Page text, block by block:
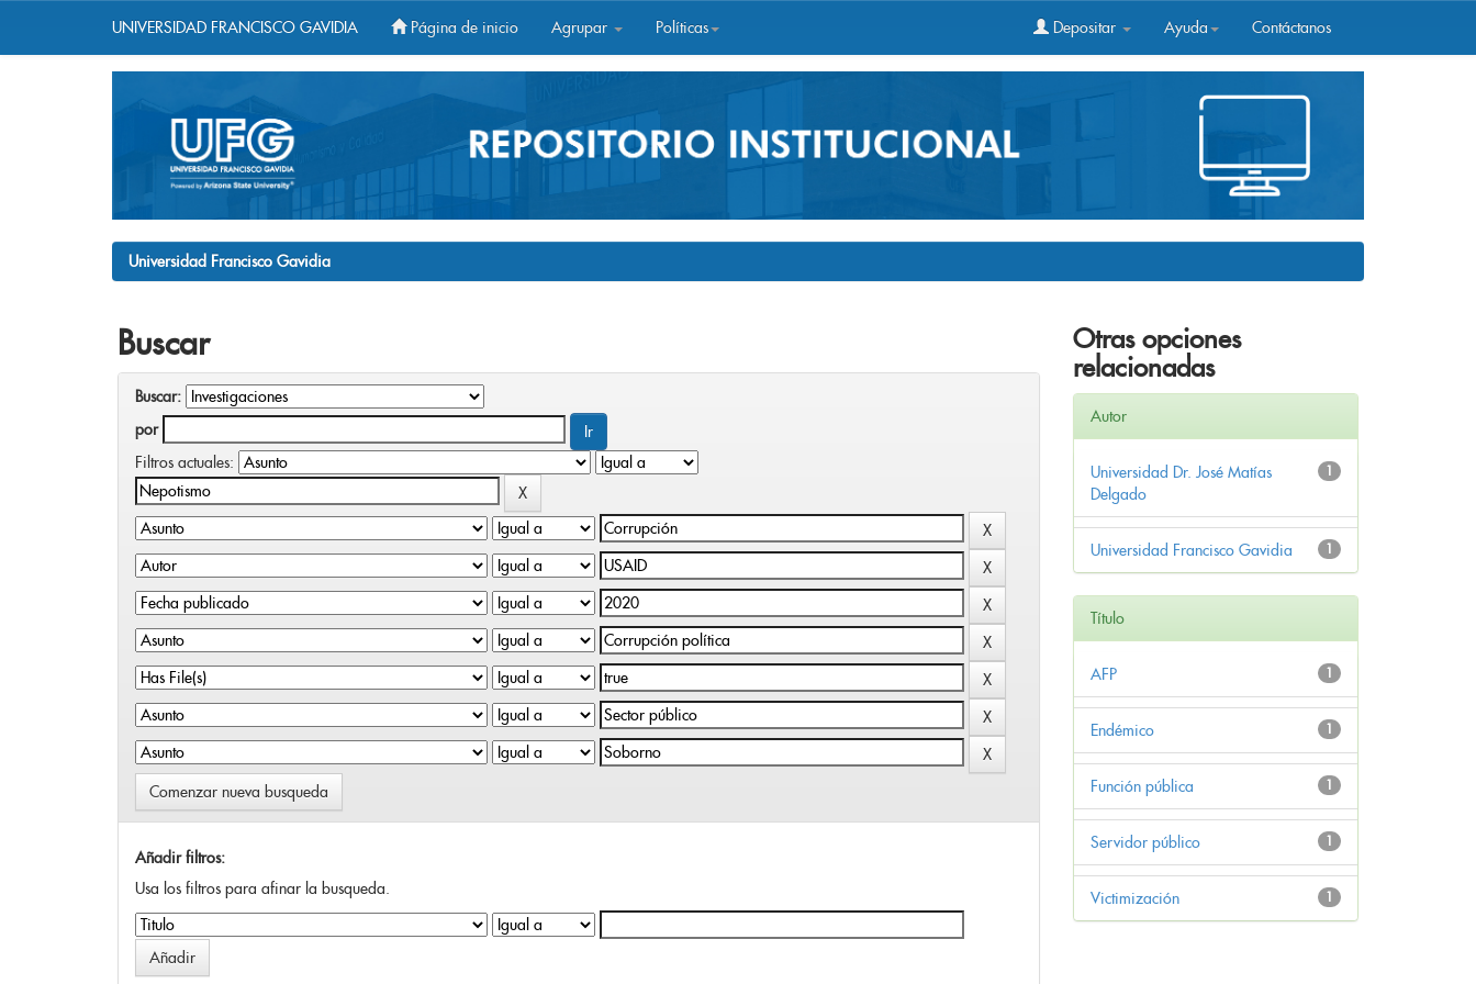
UNIVERSIDAD FRANCISCO GAVIDIA Página de inicio Agrupar Políticas Depositar Ayuda Contáctanos
Universidad Francisco Gavidia
Buscar
Buscar:
por
Filtros actuales:
Comenzar nueva busqueda
Añadir filtros:
Usa los filtros para afinar la busqueda.
Otras opciones
relacionadas
Autor
1
Universidad Dr. José Matías
Delgado
1
Universidad Francisco Gavidia
Título
1
AFP
1
Endémico
1
Función pública
1
Servidor público
1
Victimización